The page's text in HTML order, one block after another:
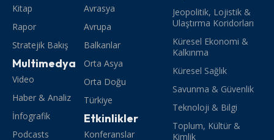
Kitap
Rapor
Stratejik Bakış
Multimedya
Video
Haber & Analiz
İnfografik
Podcasts
Avrasya
Avrupa
Balkanlar
Orta Asya
Orta Doğu
Türkiye
Etkinlikler
Konferanslar
Jeopolitik, Lojistik &
Ulaştırma Koridorları
Küresel Ekonomi &
Kalkınma
Küresel Sağlık
Savunma & Güvenlik
Teknoloji & Bilgi
Toplum, Kültür &
Kimlik